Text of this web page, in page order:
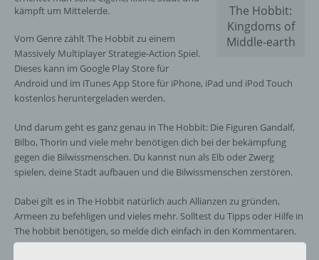
The Hobbit:
Kingdoms of
Middle-earth
kämpft um Mittelerde.
Vom Genre zählt The Hobbit zu einem
Massively Multiplayer Strategie-Action Spiel.
Dieses kann im Google Play Store für
Android und im iTunes App Store für iPhone, iPad und iPod Touch
kostenlos heruntergeladen werden.
Und darum geht es ganz genau in The Hobbit: Die Figuren Gandalf,
Bilbo, Thorin und viele mehr benötigen dich bei der bekämpfung
gegen die Bilwissmenschen. Du kannst nun als Elb oder Zwerg
spielen, deine Stadt aufbauen und die Bilwissmenschen zerstören.
Dabei gilt es in The Hobbit natürlich auch Allianzen zu gründen,
Armeen zu befehligen und vieles mehr. Solltest du Tipps oder Hilfe in
The hobbit benötigen, so melde dich einfach in den Kommentaren.
Brauchst du Freunde, dann teile einfach unten in den Kommentaren